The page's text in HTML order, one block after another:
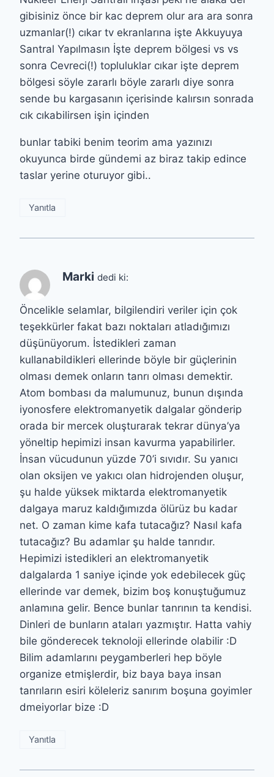
gibisiniz önce bir kac deprem olur ara ara sonra
uzmanlar(!) cıkar tv ekranlarına işte Akkuyuya
Santral Yapılmasın İşte deprem bölgesi vs vs
sonra Cevreci(!) topluluklar cıkar işte deprem
bölgesi söyle zararlı böyle zararlı diye sonra
sende bu kargasanın içerisinde kalırsın sonrada
cık cıkabilirsen işin içinden
bunlar tabiki benim teorim ama yazınızı
okuyunca birde gündemi az biraz takip edince
taslar yerine oturuyor gibi..
Yanıtla
Marki dedi ki:
Öncelikle selamlar, bilgilendiri veriler için çok
teşekkürler fakat bazı noktaları atladığımızı
düşünüyorum. İstedikleri zaman
kullanabildikleri ellerinde böyle bir güçlerinin
olması demek onların tanrı olması demektir.
Atom bombası da malumunuz, bunun dışında
iyonosfere elektromanyetik dalgalar gönderip
orada bir mercek oluşturarak tekrar dünya’ya
yöneltip hepimizi insan kavurma yapabilirler.
İnsan vücudunun yüzde 70’i sıvıdır. Su yanıcı
olan oksijen ve yakıcı olan hidrojenden oluşur,
şu halde yüksek miktarda elektromanyetik
dalgaya maruz kaldığımızda ölürüz bu kadar
net. O zaman kime kafa tutacağız? Nasıl kafa
tutacağız? Bu adamlar şu halde tanrıdır.
Hepimizi istedikleri an elektromanyetik
dalgalarda 1 saniye içinde yok edebilecek güç
ellerinde var demek, bizim boş konuştuğumuz
anlamına gelir. Bence bunlar tanrının ta kendisi.
Dinleri de bunların ataları yazmıştır. Hatta vahiy
bile gönderecek teknoloji ellerinde olabilir :D
Bilim adamlarını peygamberleri hep böyle
organize etmişlerdir, biz baya baya insan
tanrıların esiri köleleriz sanırım boşuna goyimler
dmeiyorlar bize :D
Yanıtla